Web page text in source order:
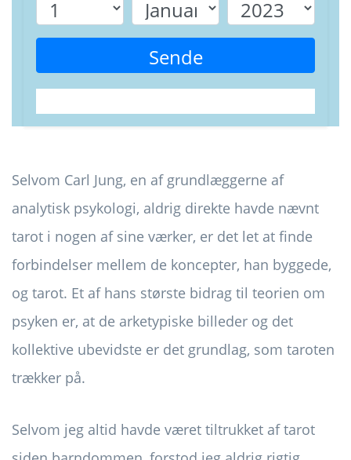
Sende
Selvom Carl Jung, en af ​​grundlæggerne af
analytisk psykologi, aldrig direkte havde nævnt
tarot i nogen af ​​sine værker, er det let at finde
forbindelser mellem de koncepter, han byggede,
og tarot. Et af hans største bidrag til teorien om
psyken er, at de arketypiske billeder og det
kollektive ubevidste er det grundlag, som taroten
trækker på.
Selvom jeg altid havde været tiltrukket af tarot